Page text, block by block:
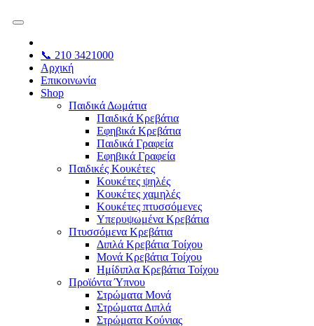
📞 210 3421000
Αρχική
Επικοινωνία
Shop
Παιδικά Δωμάτια
Παιδικά Κρεβάτια
Εφηβικά Κρεβάτια
Παιδικά Γραφεία
Εφηβικά Γραφεία
Παιδικές Κουκέτες
Κουκέτες ψηλές
Κουκέτες χαμηλές
Κουκέτες πτυσσόμενες
Υπερυψωμένα Κρεβάτια
Πτυσσόμενα Κρεβάτια
Διπλά Κρεβάτια Τοίχου
Μονά Κρεβάτια Τοίχου
Ημίδιπλα Κρεβάτια Τοίχου
Προϊόντα Ύπνου
Στρώματα Μονά
Στρώματα Διπλά
Στρώματα Κούνιας